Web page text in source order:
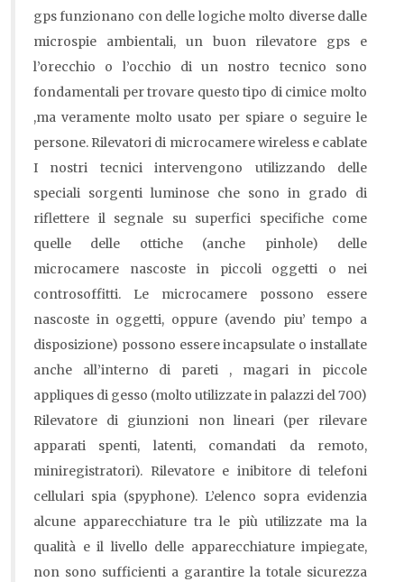
gps funzionano con delle logiche molto diverse dalle
microspie ambientali, un buon rilevatore gps e
l’orecchio o l’occhio di un nostro tecnico sono
fondamentali per trovare questo tipo di cimice molto
,ma veramente molto usato per spiare o seguire le
persone. Rilevatori di microcamere wireless e cablate
I nostri tecnici intervengono utilizzando delle
speciali sorgenti luminose che sono in grado di
riflettere il segnale su superfici specifiche come
quelle delle ottiche (anche pinhole) delle
microcamere nascoste in piccoli oggetti o nei
controsoffitti. Le microcamere possono essere
nascoste in oggetti, oppure (avendo piu’ tempo a
disposizione) possono essere incapsulate o installate
anche all’interno di pareti , magari in piccole
appliques di gesso (molto utilizzate in palazzi del 700)
Rilevatore di giunzioni non lineari (per rilevare
apparati spenti, latenti, comandati da remoto,
miniregistratori). Rilevatore e inibitore di telefoni
cellulari spia (spyphone). L’elenco sopra evidenzia
alcune apparecchiature tra le più utilizzate ma la
qualità e il livello delle apparecchiature impiegate,
non sono sufficienti a garantire la totale sicurezza